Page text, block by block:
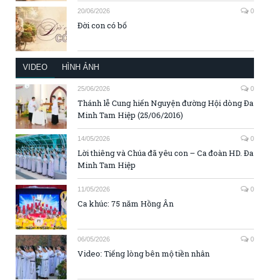
20/06/2026 0
Đời con có bố
VIDEO HÌNH ẢNH
25/06/2026 0
Thánh lễ Cung hiến Nguyện đường Hội dòng Đa
Minh Tam Hiệp (25/06/2016)
14/05/2026 0
Lời thiêng và Chúa đã yêu con – Ca đoàn HD. Đa
Minh Tam Hiệp
11/05/2026 0
Ca khúc: 75 năm Hồng Ân
06/05/2026 0
Video: Tiếng lòng bên mộ tiền nhân